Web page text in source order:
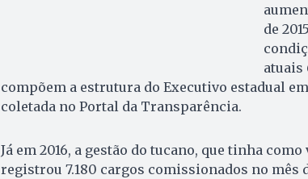
de
atuais
compõem a estrutura do Executivo estadual
coletada no Portal da Transparência.
Já em 2016, a gestão do tucano, que tinha como
registrou 7.180 cargos comissionados no mês